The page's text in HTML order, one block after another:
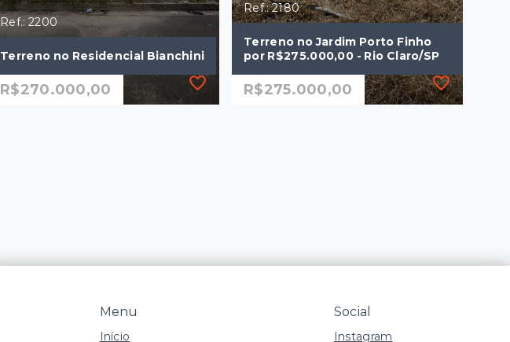
Ref.: 2200
Terreno no Residencial Bianchini
R$270.000,00
Bianchini - Rio Claro/SP
Ref.: 2180
Terreno no Jardim Porto Finho
por R$275.000,00 - Rio Claro/SP
R$275.000,00
JARDIM PORTO FINO -
Menu
Início
Social
Instagram